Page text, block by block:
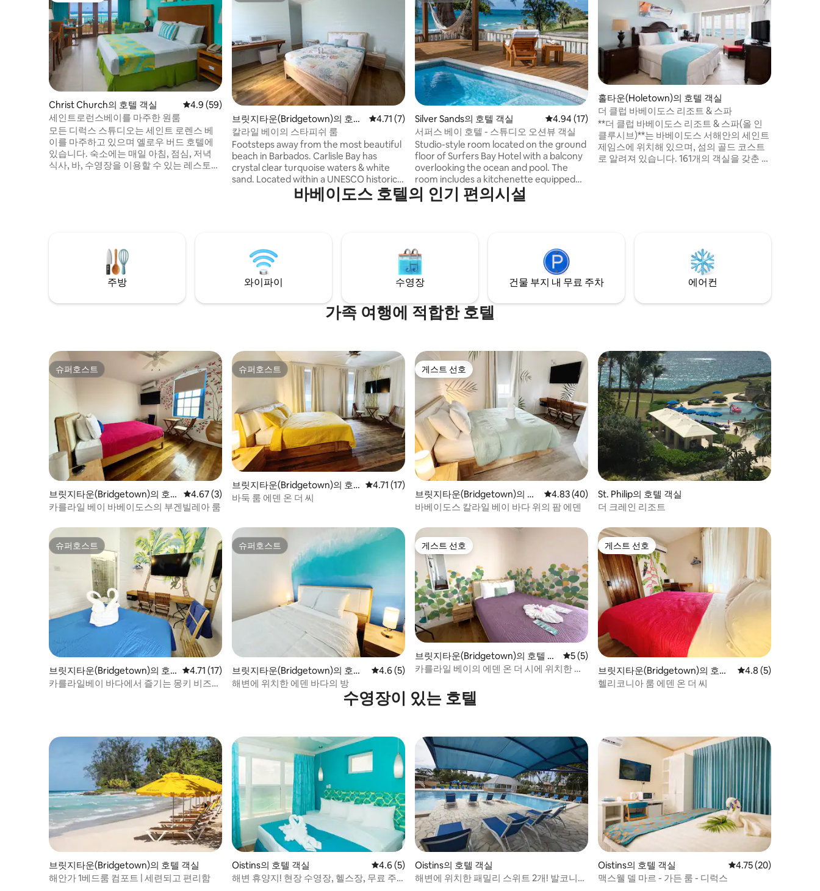
Christ Church의 호텔 객실 평점 4.9점(5점 만점), 후기 59개
4.9 (59)
세인트로런스베이를 마주한 원룸
모든 디럭스 스튜디오는 세인트 로렌스 베
이를 마주하고 있으며 옐로우 버드 호텔에
있습니다. 숙소에는 매일 아침, 점심, 저녁
식사, 바, 수영장을 이용할 수 있는 레스토랑
려다보이는 전용 발코니 • 냉장고, 스토브/
오븐, 전자레인지, 토스트기, 토스트기, 커피
메이커가 있는 간이 주방 • 무료 차 및 커피 •
현지 바베이도스 예술가의 독창적인 예술
오는 최대 성인 3명 또는 성인 2명과 9세 이
능 여부에 따라 달라질 수 있습니다.
브릿지타운(Bridgetown)의 호텔
객실
평점 4.71점(5점 만점), 후기 7개
4.71 (7)
칼라일 베이의 스타피쉬 룸
Footsteps away from the most beautiful
beach in Barbados. Carlisle Bay has
crystal clear turquoise waters & white
sand. Located within a UNESCO historic
area a short walk from the capital
Bridgetown, several attractions,
south coast bus route. Enjoy all the
activities around you including snorkeling
& pickle ball or simply relax in our gardens
or on the beach.
Silver Sands의 호텔 객실 평점 4.94점(5점 만점), 후기 17개
4.94 (17)
서퍼스 베이 호텔 - 스튜디오 오션뷰 객실
Studio-style room located on the ground
floor of Surfers Bay Hotel with a balcony
overlooking the ocean and pool. The
room includes a kitchenette equipped
with refrigerator, microwave and coffee
maker. Air conditioning and ceiling fans
the convenience of basic kitchen
facilities, perfect for couples or solo
guests.
홀타운(Holetown)의 호텔 객실
더 클럽 바베이도스 리조트 & 스파
**더 클럽 바베이도스 리조트 & 스파(올 인
클루시브)**는 바베이도스 서해안의 세인트
제임스에 위치해 있으며, 섬의 골드 코스트
로 알려져 있습니다. 161개의 객실을 갖춘 성
화, 알람 시계 겸 라디오, 커피 메이커, 위성
TV가 구비되어 있습니다. 올인클루시브/식
사 플랜 구매는 필수이며, 요금은 7박 숙박
및 최대 숙박 인원을 기준으로 설정될 수 있
습니다.
바베이도스 호텔의 인기 편의시설
주방 와이파이 수영장 건물 부지 내 무료 주차 에어컨
가족 여행에 적합한 호텔
슈퍼호스트
슈퍼호스트
브릿지타운(Bridgetown)의 호
텔 객실
평점 4.67점(5점 만점), 후기 3개
4.67 (3)
카를라일 베이 바베이도스의 부겐빌레아 룸
슈퍼호스트
슈퍼호스트
브릿지타운(Bridgetown)의 호
텔 객실
평점 4.71점(5점 만점), 후기 17개
4.71 (17)
바둑 룸 에덴 온 더 씨
게스트 선호
게스트 선호
브릿지타운(Bridgetown)의 호
텔 객실
평점 4.83점(5점 만점), 후기 40개
4.83 (40)
바베이도스 칼라일 베이 바다 위의 팜 에덴
St. Philip의 호텔 객실
더 크레인 리조트
슈퍼호스트
슈퍼호스트
브릿지타운(Bridgetown)의 호
텔 객실
평점 4.71점(5점 만점), 후기 17개
4.71 (17)
카를라일베이 바다에서 즐기는 몽키 비즈니
슈퍼호스트
슈퍼호스트
브릿지타운(Bridgetown)의 호텔
객실
평점 4.6점(5점 만점), 후기 5개
4.6 (5)
해변에 위치한 에덴 바다의 방
게스트 선호
게스트 선호
브릿지타운(Bridgetown)의 호텔 객
실
평점 5점(5점 만점), 후기 5개
5 (5)
카를라일 베이의 에덴 온 더 시에 위치한 씨
게스트 선호
게스트 선호
브릿지타운(Bridgetown)의 호텔
객실
평점 4.8점(5점 만점
4.8 (5)
헬리코니아 룸 에덴 온 더 씨
수영장이 있는 호텔
브릿지타운(Bridgetown)의 호텔 객실
해안가 1베드룸 컴포트 | 세련되고 편리함
Oistins의 호텔 객실 평점 4.6점(5점 만점), 후기 5개
4.6 (5)
해변 휴양지! 현장 수영장, 헬스장, 무료 주
Oistins의 호텔 객실
해변에 위치한 패밀리 스위트 2개! 발코니
Oistins의 호텔 객실 평점 4.75점(5점 만점
4.75 (20)
맥스웰 델 마르 - 가든 룸 - 디럭스